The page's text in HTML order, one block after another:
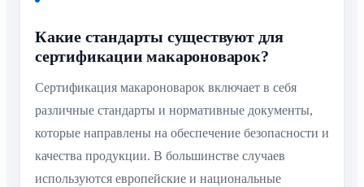
Какие стандарты существуют для
сертификации макароноварок?
Сертификация макароноварок включает в себя
различные стандарты и нормативные документы,
которые направлены на обеспечение безопасности и
качества продукции. В большинстве случаев
используются европейские и национальные